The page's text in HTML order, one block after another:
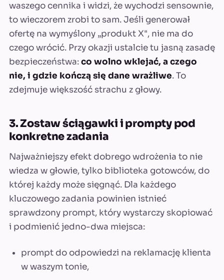
waszego cennika i widzi, że wychodzi sensownie,
to wieczorem zrobi to sam. Jeśli generował
ofertę na wymyślony „produkt X", nie ma do
czego wrócić. Przy okazji ustalcie tu jasną zasadę
bezpieczeństwa:co wolno wklejać, a czego
nie, i gdzie kończą się dane wrażliwe. To
zdejmuje większość strachu z głowy.
3. Zostaw ściągawki i prompty pod
konkretne zadania
Najważniejszy efekt dobrego wdrożenia to nie
wiedza w głowie, tylko biblioteka gotowców, do
której każdy może sięgnąć. Dla każdego
kluczowego zadania powinien istnieć
sprawdzony prompt, który wystarczy skopiować
i podmienić jedno-dwa miejsca:
prompt do odpowiedzi na reklamację klienta
w waszym tonie,